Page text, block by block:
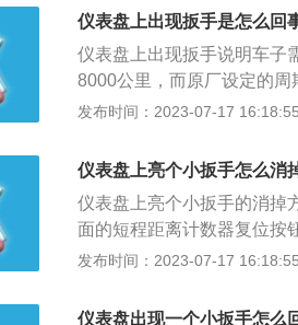
烁。如果一直亮着，表明
后,恢复正常。二.胎压故障
监测指示灯，说明车有某个
的气压。三.自动变速器故
是自动变速器故障警告灯，
仪表盘上出现扳手是怎么回
仪表盘上出现扳手说明车子
8000公里，而原厂设定的
保养，就完全自己就可以动
意仅仅是插入，不要转动。
源。3、再过5—10秒，发动
经过上述步骤小扳手标志就
就可以。
发布时间：2023-07-17 16:18:55
仪表盘上亮个小扳手怎么消
仪表盘上亮个小扳手的消掉
面的短程距离计数器复位按
离计数器复位按钮，显示屏
将点火开关置于on位置，
发布时间：2023-07-17 16:18:55
仪表盘出现一个小扳手怎么